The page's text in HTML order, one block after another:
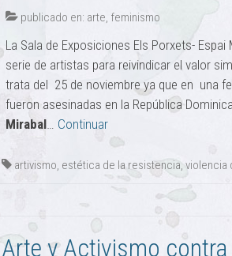
publicado en: arte, feminismo
La Sala de Exposiciones Els Porxets-
serie de artistas para reivindicar el valor
trata del 25 de noviembre ya que en una
fueron asesinadas en la República
Mirabal… Continuar
artivismo, estética de la resistencia, violencia
Arte y Activismo contra